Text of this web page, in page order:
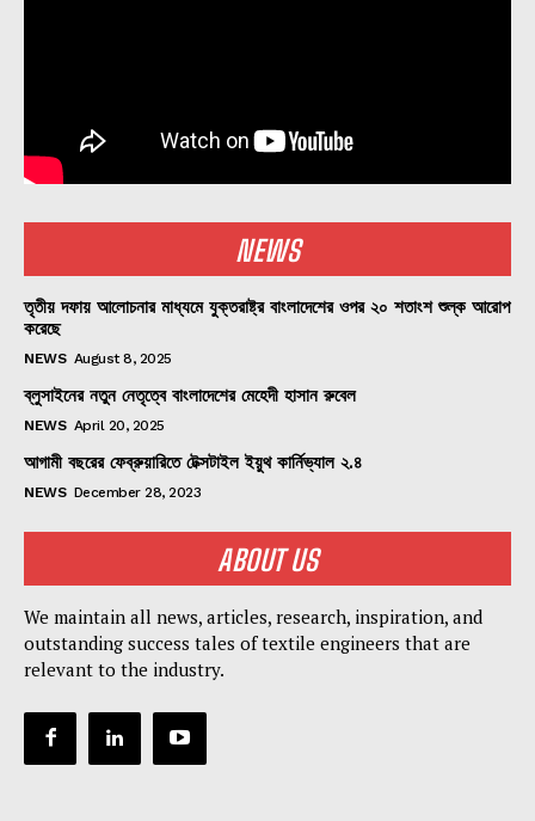
NEWS
তৃতীয় দফায় আলোচনার মাধ্যমে যুক্তরাষ্ট্র বাংলাদেশের ওপর ২০ শতাংশ শুল্ক আরোপ
করেছে
NEWS August 8, 2025
ব্লুসাইনের নতুন নেতৃত্বে বাংলাদেশের মেহেদী হাসান রুবেল
NEWS April 20, 2025
আগামী বছরের ফেব্রুয়ারিতে টেক্সটাইল ইয়ুথ কার্নিভ্যাল ২.৪
NEWS December 28, 2023
ABOUT US
We maintain all news, articles, research, inspiration, and
outstanding success tales of textile engineers that are
relevant to the industry.